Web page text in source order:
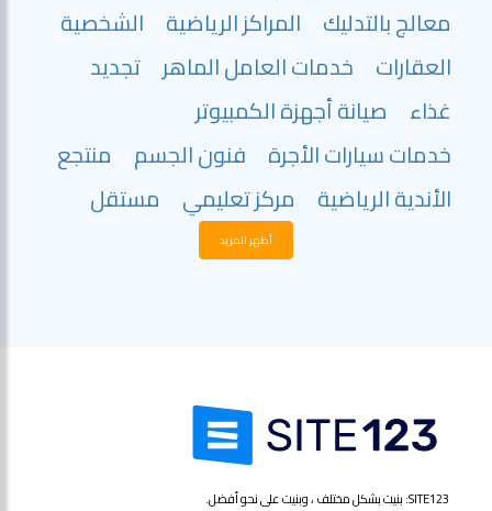
معالج بالتدليك المراكز الرياضية الشخصية
العقارات خدمات العامل الماهر تجديد
غذاء
صيانة أجهزة الكمبيوتر
خدمات سيارات الأجرة فنون الجسم
منتجع
الأندية الرياضية
مركز تعليمي مستقل
أظهر المزيد
SITE123: بنيت بشكل مختلف ، وبنيت على نحو أفضل.